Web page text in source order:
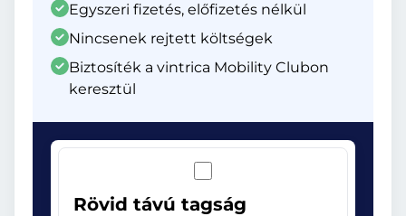
Egyszeri fizetés, előfizetés nélkül
Nincsenek rejtett költségek
Biztosíték a vintrica Mobility Clubon
keresztül
Rövid távú tagság